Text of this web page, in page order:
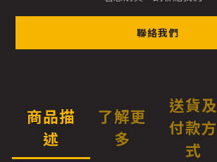
聯絡我們
商品描
述
了解更
多
送貨及
付款方
式